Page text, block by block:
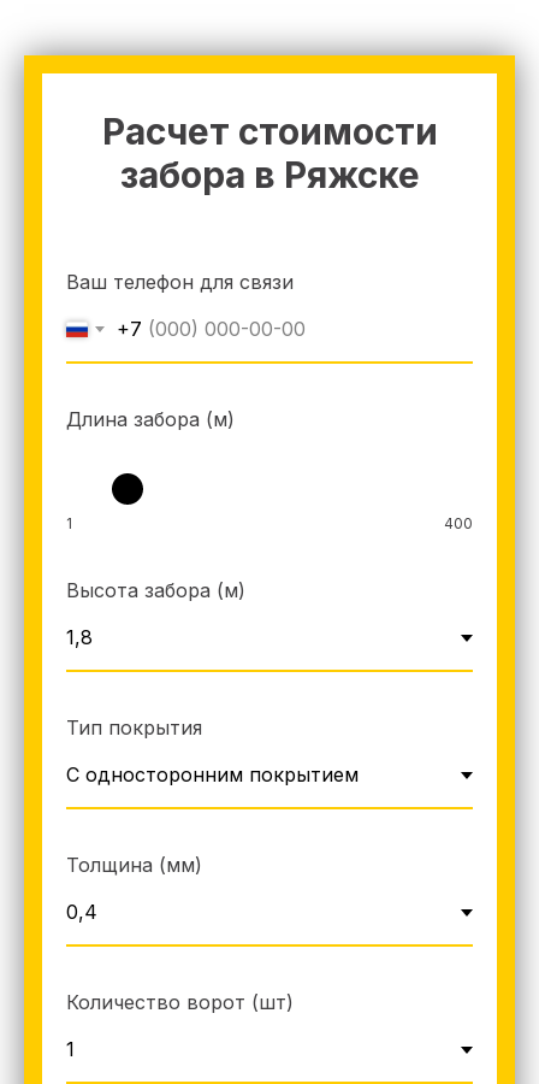
Расчет стоимости
забора в Ряжске
Ваш телефон для связи
+7
Длина забора (м)
1 400
Высота забора (м)
Тип покрытия
Толщина (мм)
Количество ворот (шт)